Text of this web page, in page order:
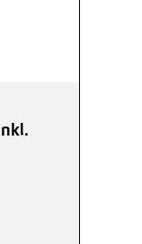
von 4.75 von 5